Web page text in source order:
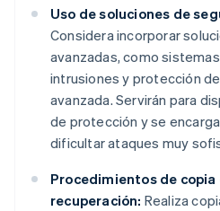
Uso de soluciones de
Considera incorporar
avanzadas, como
intrusiones y protección
avanzada. Servirán para
de protección y se
dificultar ataques muy
Procedimientos de
recuperación: Realiza